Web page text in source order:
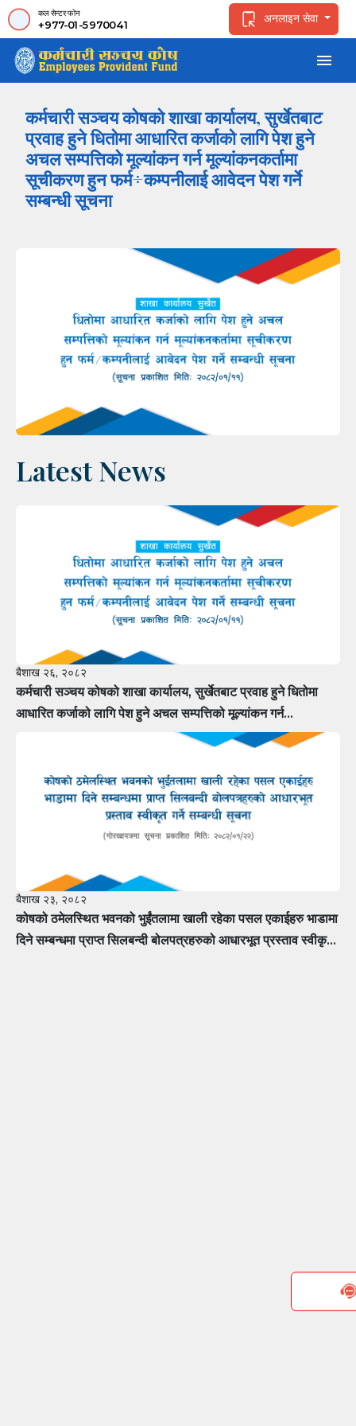
कल सेन्टर फोन
+977-01-5970041 अनलाइन सेवा
menu
कर्मचारी सञ्चय कोषको शाखा कार्यालय, सुर्खेतबाट
प्रवाह हुने धितोमा आधारित कर्जाको लागि पेश हुने
अचल सम्पत्तिको मूल्यांकन गर्न मूल्यांकनकर्तामा
सूचीकरण हुन फर्म÷कम्पनीलाई आवेदन पेश गर्ने
सम्बन्धी सूचना
Latest News
बैशाख २६, २०८२
कर्मचारी सञ्चय कोषको शाखा कार्यालय, सुर्खेतबाट प्रवाह हुने धितोमा
आधारित कर्जाको लागि पेश हुने अचल सम्पत्तिको मूल्यांकन गर्न
मूल्यांकनकर्तामा सूचीकरण हुन फर्म÷कम्पनीलाई आवेदन पेश गर्ने सम्बन्धी
बैशाख २३, २०८२
कोषको ठमेलस्थित भवनको भुईंतलामा खाली रहेका पसल एकाईहरु भाडामा
दिने सम्बन्धमा प्राप्त सिलबन्दी बोलपत्रहरुको आधारभूत प्रस्ताव स्वीकृत